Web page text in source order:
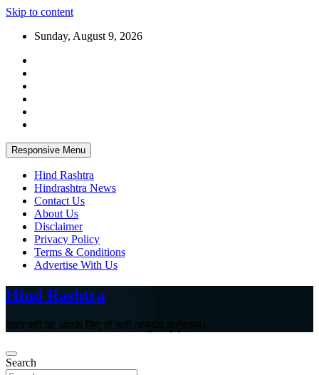
Skip to content
Sunday, August 9, 2026
Responsive Menu
Hind Rashtra
Hindrashtra News
Contact Us
About Us
Disclaimer
Privacy Policy
Terms & Conditions
Advertise With Us
Hind Rashtra
खबर वही जो आपके लिए हो सही (वसुधैव कुटुंबकम)
Search